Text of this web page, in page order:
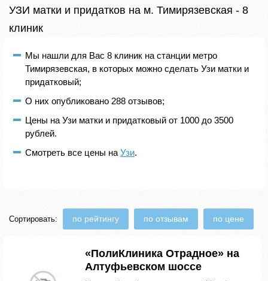
УЗИ матки и придатков на м. Тимирязевская - 8
клиник
Мы нашли для Вас 8 клиник на станции метро
Тимирязевская, в которых можно сделать Узи матки и
придатковый;
О них опубликовано 288 отзывов;
Цены на Узи матки и придатковый от 1000 до 3500
рублей.
Смотреть все цены на Узи.
Сортировать: по рейтингу по отзывам по цене
«ПолиКлиника Отрадное» на
Алтуфьевском шоссе